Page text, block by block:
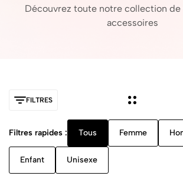
Découvrez toute notre collection
accessoires
FILTRES
Filtres rapides : Tous Femme
Enfant Unisexe